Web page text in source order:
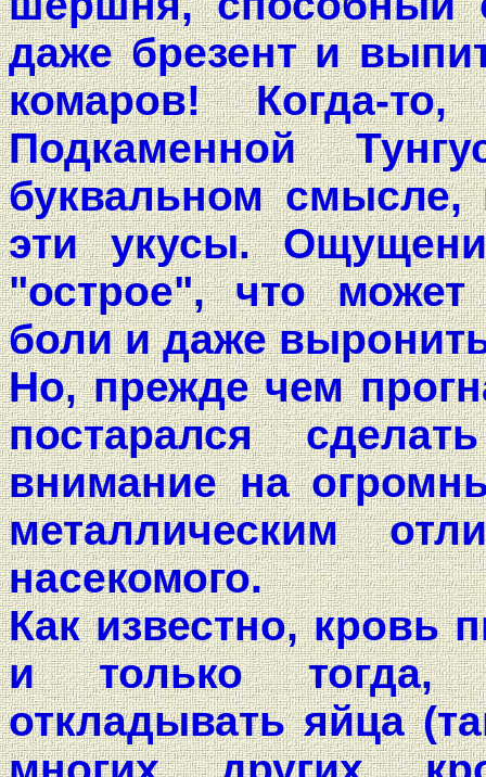
даже брезент и
комаров! Когда-
Подкаменной
буквальном смысле,
эти укусы.
"острое", что может
боли и даже
Но, прежде чем
постарался
внимание на
металлическим
насекомого.
Как известно, кровь
и только тогда,
откладывать яйца